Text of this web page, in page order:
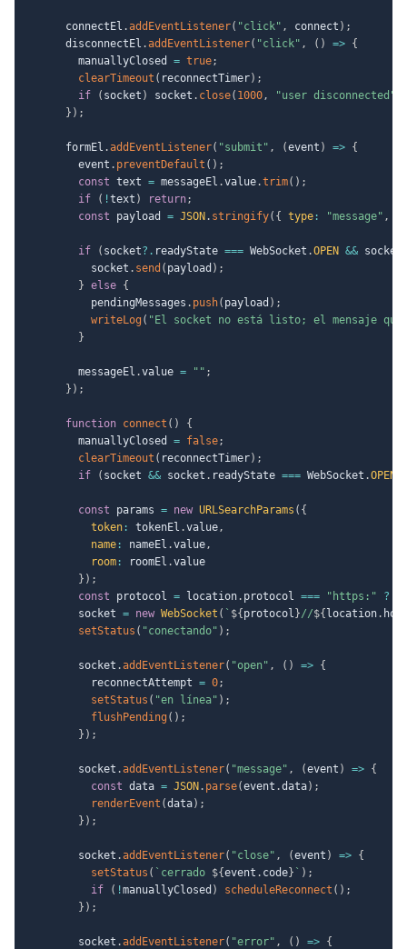
      connectEl
.addEventListener( "click" , connect ) ;
      disconnectEl
.addEventListener( "click" , ( ) => {
        manuallyClosed
= true;
clearTimeout ( reconnectTimer) ;
if
( socket ) socket . close( 1000, "user disconnected"
} ) ;
      formEl
.addEventListener( "submit" , (event ) => {
        event
. preventDefault ( ) ;
const text = messageEl .value.trim( ) ;
if
( !text ) return;
const payload = JSON . stringify( { type : "message" ,
if ( socket?. readyState === WebSocket .OPEN && socket
          socket
. send ( payload ) ;
} else {
          pendingMessages
. push( payload ) ;
writeLog ( "El socket no está listo; el mensaje
}
        messageEl
.value = "" ;
} ) ;
function connect ( )
{
        manuallyClosed
= false;
clearTimeout ( reconnectTimer) ;
if
( socket && socket . readyState === WebSocket .OPEN
const params = new URLSearchParams ( {
token : tokenEl .value,
name : nameEl .value,
room : roomEl .value
} ) ;
const protocol = location. protocol === "https:" ?
        socket
= new WebSocket ( ` ${ protocol }//${ location.
setStatus ( "conectando" ) ;
        socket
.addEventListener( "open" , ( ) => {
          reconnectAttempt
= 0;
setStatus ( "en línea" ) ;
flushPending ( ) ;
} ) ;
        socket
.addEventListener( "message" , (event ) => {
const data = JSON . parse(event .data) ;
renderEvent (data) ;
} ) ;
        socket
.addEventListener( "close" , (event ) => {
setStatus ( ` cerrado ${event . code} ` ) ;
if
( !manuallyClosed ) scheduleReconnect ( ) ;
} ) ;
        socket
.addEventListener( "error" , ( ) => {